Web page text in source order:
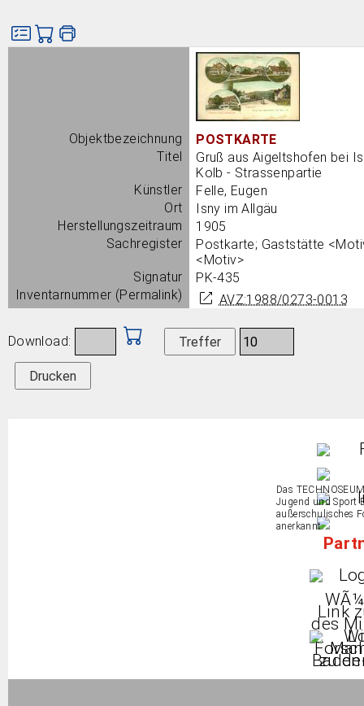
Objektbezeichnung
POSTKARTE
Titel
Gruß aus Aigeltshofen bei
Kolb - Strassenpartie
Künstler
Felle, Eugen
Ort
Isny im Allgäu
Herstellungszeitraum
1905
Sachregister
Postkarte; Gaststätte
<Motiv>
Signatur
PK-435
Inventarnummer (Permalink)
AVZ:1988/0273-0013
Download:
Drucken
Das
Jugend und Sport
außerschulisches
anerkannt.